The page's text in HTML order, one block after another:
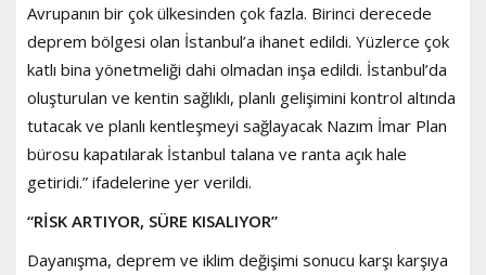
Avrupanın bir çok ülkesinden çok fazla. Birinci derecede
deprem bölgesi olan İstanbul’a ihanet edildi. Yüzlerce çok
katlı bina yönetmeliği dahi olmadan inşa edildi. İstanbul’da
oluşturulan ve kentin sağlıklı, planlı gelişimini kontrol altında
tutacak ve planlı kentleşmeyi sağlayacak Nazım İmar Plan
bürosu kapatılarak İstanbul talana ve ranta açık hale
getiridi.” ifadelerine yer verildi.
“RİSK ARTIYOR, SÜRE KISALIYOR”
Dayanışma, deprem ve iklim değişimi sonucu karşı karşıya